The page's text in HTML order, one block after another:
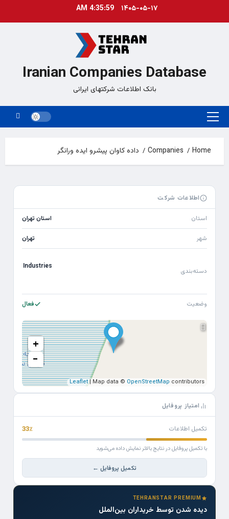
۱۴۰۵-۰۵-۱۷ 4:35:59 AM
Iranian Companies Database
بانک اطلاعات شرکتهای ایرانی
Primary
Home
Companies داده کاوان پیشرو ایده ورانگر
اطلاعات شرکت
استان استان تهران
شهر تهران
دسته‌بندی
Industries
وضعیت فعال
+
−
Leaflet| Map data © OpenStreetMap contributors
امتیاز پروفایل
تکمیل اطلاعات 33٪
با تکمیل پروفایل در نتایج بالاتر نمایش داده می‌شوید
تکمیل پروفایل ←
TEHRANSTAR PREMIUM
دیده شدن توسط خریداران بین‌الملل